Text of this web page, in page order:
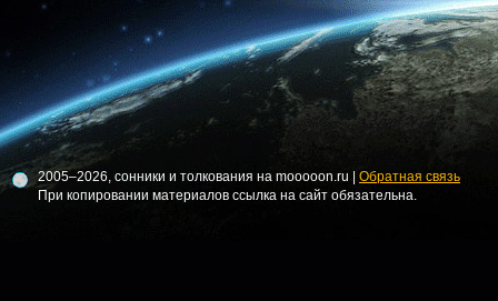
2005–2026, сонники и толкования на mooooon.ru | Обратная связь
При копировании материалов ссылка на сайт обязательна.